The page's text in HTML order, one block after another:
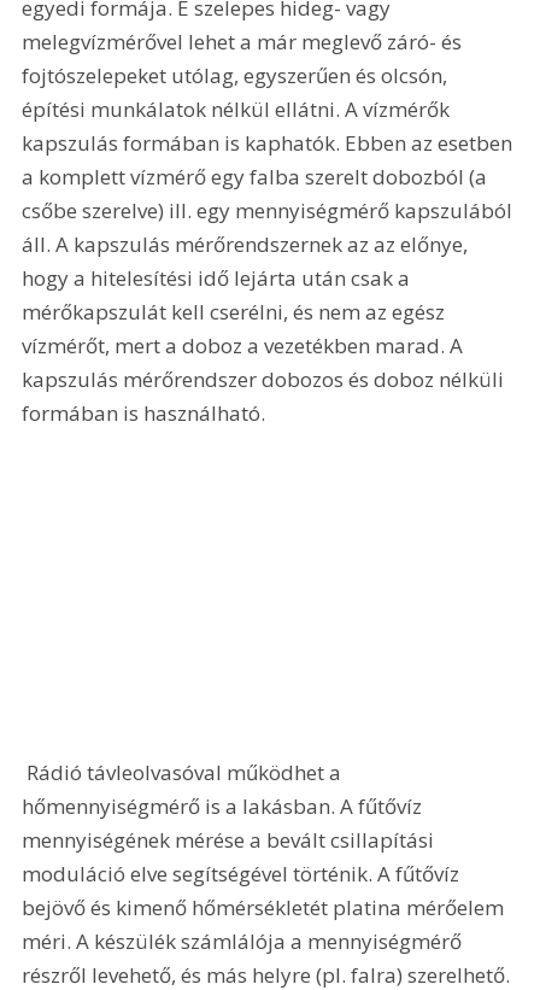
egyedi formája. E szelepes hideg- vagy
melegvízmérővel lehet a már meglevő záró- és
fojtószelepeket utólag, egyszerűen és olcsón,
építési munkálatok nélkül ellátni. A vízmérők
kapszulás formában is kaphatók. Ebben az esetben
a komplett vízmérő egy falba szerelt dobozból (a
csőbe szerelve) ill. egy mennyiségmérő kapszulából
áll. A kapszulás mérőrendszernek az az előnye,
hogy a hitelesítési idő lejárta után csak a
mérőkapszulát kell cserélni, és nem az egész
vízmérőt, mert a doboz a vezetékben marad. A
kapszulás mérőrendszer dobozos és doboz nélküli
formában is használható.
hőmennyiségmérő is a lakásban. A fűtővíz
mennyiségének mérése a bevált csillapítási
moduláció elve segítségével történik. A fűtővíz
bejövő és kimenő hőmérsékletét platina mérőelem
méri. A készülék számlálója a mennyiségmérő
részről levehető, és más helyre (pl. falra) szerelhető.